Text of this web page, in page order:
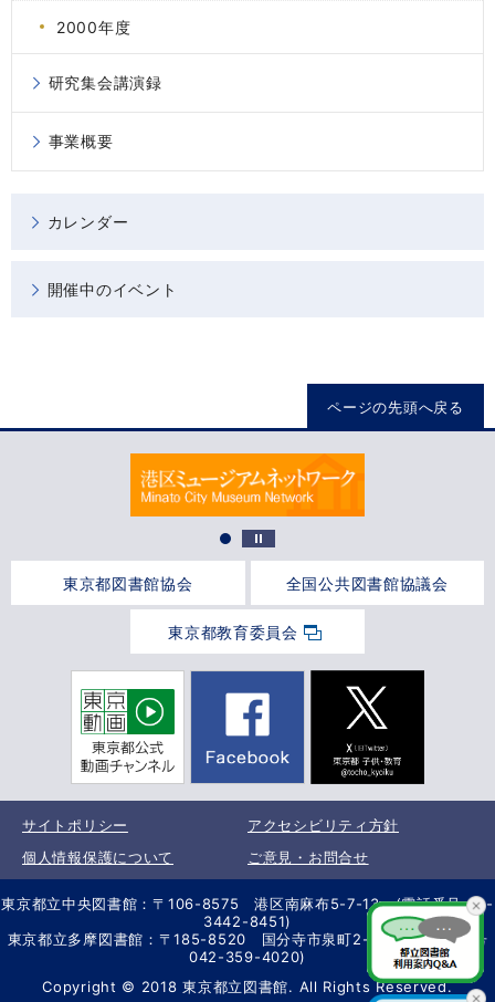
2000年度
研究集会講演録
事業概要
カレンダー
開催中のイベント
ページの先頭へ戻る
東京都図書館協会 全国公共図書館協議会
東京都教育委員会
サイトポリシー
アクセシビリティ方針
個人情報保護について
ご意見・お問合せ
東京都立中央図書館：〒106-8575 港区南麻布5-7-13 (電話番号 03-
3442-8451)
東京都立多摩図書館：〒185-8520 国分寺市泉町2-2-26 (電話番号
042-359-4020)
Copyright © 2018 東京都立図書館. All Rights Reserved.